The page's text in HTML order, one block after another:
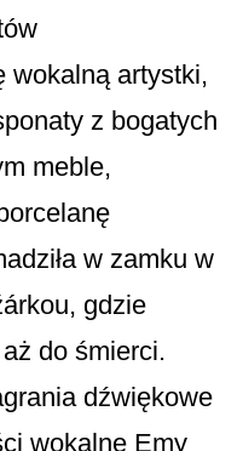
wokalną artystki,
z bogatych
meble,
w zamku w
gdzie
do śmierci.
dźwiękowe
wokalne Emy